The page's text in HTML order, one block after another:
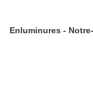
Enluminures -